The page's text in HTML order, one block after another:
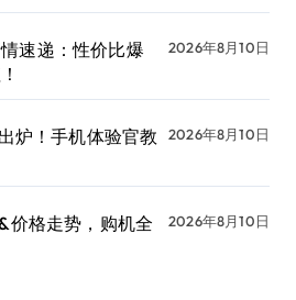
速递：性价比爆
2026年8月10日
炉！手机体验官教
2026年8月10日
价格走势，购机全
2026年8月10日